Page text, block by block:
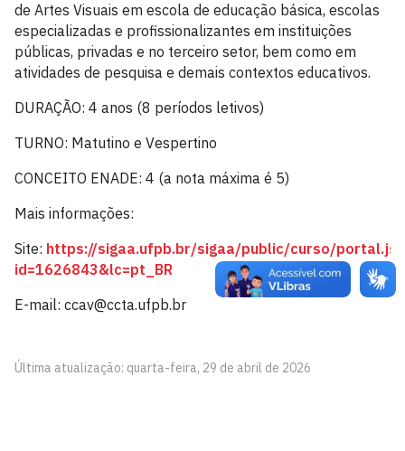
de Artes Visuais em escola de educação básica, escolas
especializadas e profissionalizantes em instituições
públicas, privadas e no terceiro setor, bem como em
atividades de pesquisa e demais contextos educativos.
DURAÇÃO: 4 anos (8 períodos letivos)
TURNO: Matutino e Vespertino
CONCEITO ENADE: 4 (a nota máxima é 5)
Mais informações:
Site: https://sigaa.ufpb.br/sigaa/public/curso/
id=1626843&lc=pt_BR
E-mail: ccav@ccta.ufpb.br
Última atualização: quarta-feira, 29 de abril de 2026